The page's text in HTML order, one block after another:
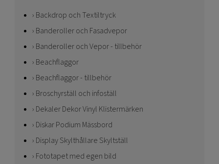
Backdrop och Textiltryck
Banderoller och Fasadvepor
Banderoller och Vepor - tillbehör
Beachflaggor
Beachflaggor - tillbehör
Broschyrställ och infoställ
Dekaler Dekor Vinyl Klistermärken
Diskar Podium Mässbord
Display Skylthållare Skyltställ
Fototapet med egen bild